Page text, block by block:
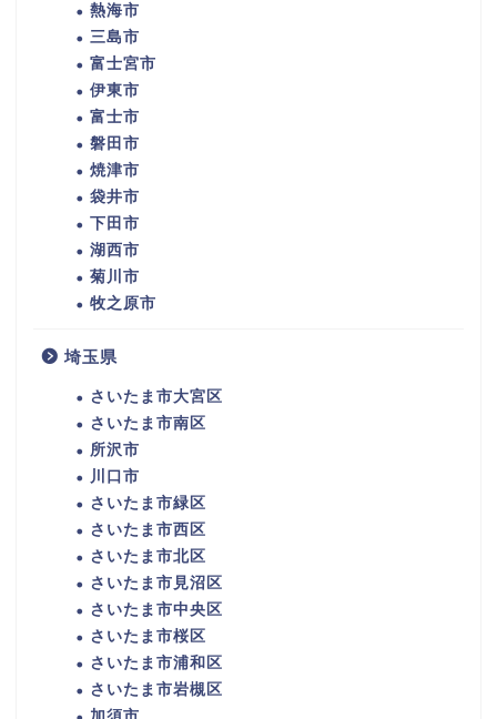
熱海市
三島市
富士宮市
伊東市
富士市
磐田市
焼津市
袋井市
下田市
湖西市
菊川市
牧之原市
埼玉県
さいたま市大宮区
さいたま市南区
所沢市
川口市
さいたま市緑区
さいたま市西区
さいたま市北区
さいたま市見沼区
さいたま市中央区
さいたま市桜区
さいたま市浦和区
さいたま市岩槻区